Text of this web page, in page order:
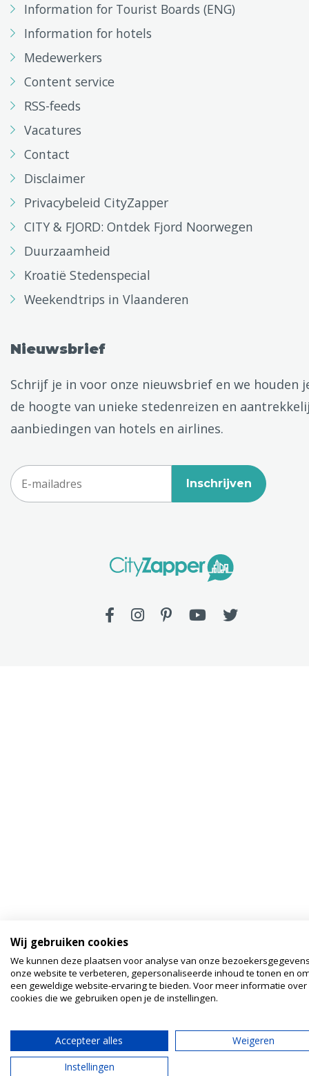
Information for Tourist Boards (ENG)
Information for hotels
Medewerkers
Content service
RSS-feeds
Vacatures
Contact
Disclaimer
Privacybeleid CityZapper
CITY & FJORD: Ontdek Fjord Noorwegen
Duurzaamheid
Kroatië Stedenspecial
Weekendtrips in Vlaanderen
Nieuwsbrief
Schrijf je in voor onze nieuwsbrief en we houden
de hoogte van unieke stedenreizen en
aanbiedingen van hotels en airlines.
Inschrijven
Wij gebruiken cookies
We kunnen deze plaatsen voor analyse van onze
onze website te verbeteren, gepersonaliseerde inhoud te tonen en
een geweldige website-ervaring te bieden. Voor meer informatie over
cookies die we gebruiken open je de instellingen.
Accepteer alles
Weigeren
Instellingen